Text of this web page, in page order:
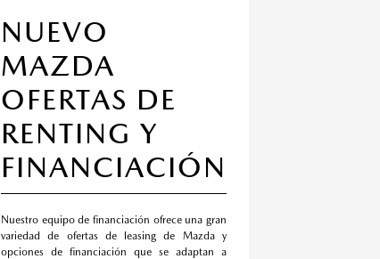
NUEVO
MAZDA
OFERTAS DE
RENTING Y
FINANCIACIÓN
Nuestro equipo de financiación ofrece una gran
variedad de ofertas de leasing de Mazda y
opciones de financiación que se adaptan a